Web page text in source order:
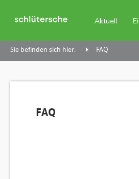
Aktuell
Sie befinden sich hier: FAQ
FAQ